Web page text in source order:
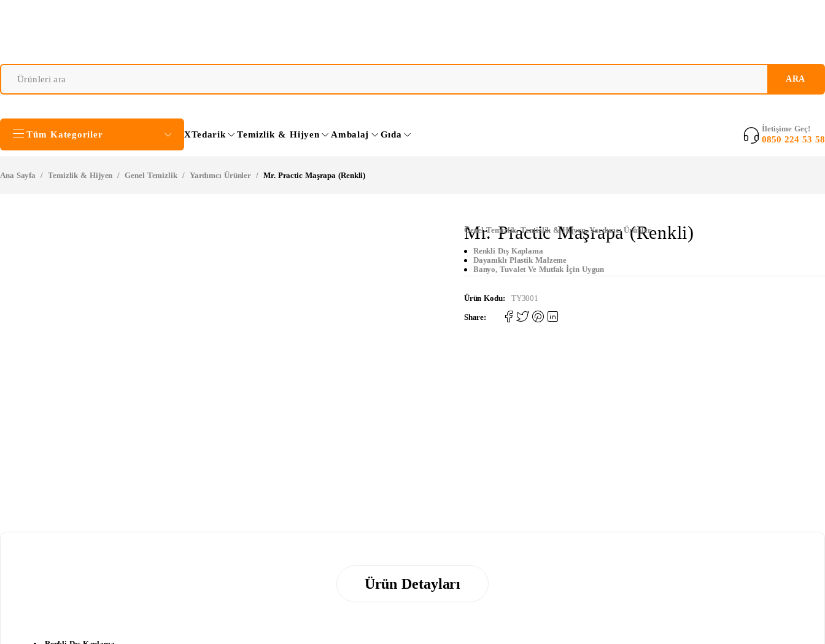
Tüm Kategoriler XTedarik Temizlik & Hijyen Ambalaj Gıda
İletişime Geç!
0850 224 53 58
Ana Sayfa / Temizlik & Hijyen / Genel Temizlik / Yardımcı Ürünler / Mr. Practic Maşrapa (Renkli)
Genel Temizlik,Temizlik & Hijyen,Yardımcı Ürünler
Mr. Practic Maşrapa (Renkli)
Renkli Dış Kaplama
Dayanıklı Plastik Malzeme
Banyo, Tuvalet Ve Mutfak İçin Uygun
Ürün Kodu: TY3001
Share:
Ürün Detayları